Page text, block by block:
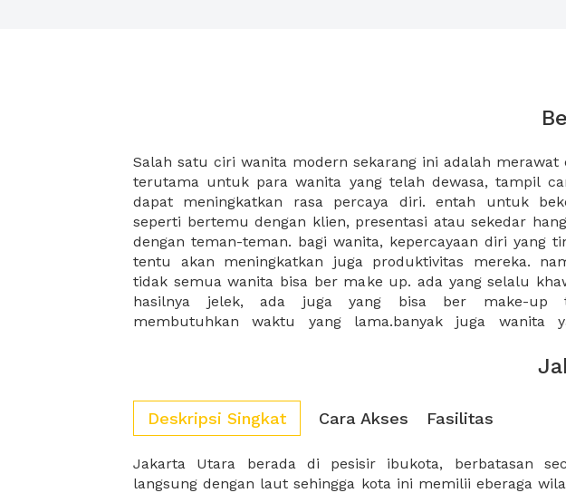
Salah satu ciri wanita modern sekarang ini adalah merawat
terutama untuk para wanita yang telah dewasa, tampil
dapat meningkatkan rasa percaya diri. entah untuk
seperti bertemu dengan klien, presentasi atau sekedar
dengan teman-teman. bagi wanita, kepercayaan diri yang
tentu akan meningkatkan juga produktivitas mereka.
tidak semua wanita bisa ber make up. ada yang selalu
hasilnya jelek, ada juga yang bisa ber make-up
membutuhkan waktu yang lama.banyak juga wanita
membutuhkan bantuan untuk konsultasi kesehatan
mereka.oleh karena itu, banyak sekali kegiatan beauty
mengenai prawatan kulit dan make up dalam sehari
dalam hitungan jam untuk membantu
kemampuan makae up. jadi kapan anda akan
kegiatan beauty class? membutuhkan bantuan untuk
Deskripsi Singkat Cara Akses Fasilitas
Jakarta Utara berada di pesisir ibukota, berbatasan
langsung dengan laut sehingga kota ini memilii eberaga
sektor pariwisata. Untuk pusat industri dan bisnis itu
berada di kawasan Kelapa Gading serta terdapat juga